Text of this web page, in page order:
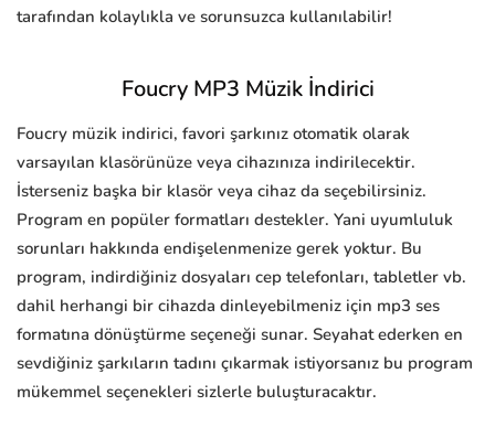
tarafından kolaylıkla ve sorunsuzca kullanılabilir!
Foucry MP3 Müzik İndirici
Foucry müzik indirici, favori şarkınız otomatik olarak
varsayılan klasörünüze veya cihazınıza indirilecektir.
İsterseniz başka bir klasör veya cihaz da seçebilirsiniz.
Program en popüler formatları destekler. Yani uyumluluk
sorunları hakkında endişelenmenize gerek yoktur. Bu
program, indirdiğiniz dosyaları cep telefonları, tabletler vb.
dahil herhangi bir cihazda dinleyebilmeniz için mp3 ses
formatına dönüştürme seçeneği sunar. Seyahat ederken en
sevdiğiniz şarkıların tadını çıkarmak istiyorsanız bu program
mükemmel seçenekleri sizlerle buluşturacaktır.